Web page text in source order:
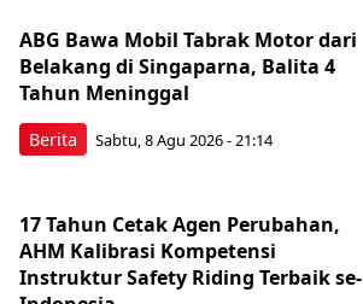
Berita
ABG Bawa Mobil Tabrak Motor dari
Belakang di Singaparna, Balita 4
Tahun Meninggal
Sabtu, 8 Agu 2026 - 21:14
17 Tahun Cetak Agen Perubahan,
AHM Kalibrasi Kompetensi
Instruktur Safety Riding Terbaik se-